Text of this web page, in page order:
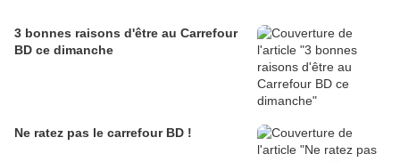
3 bonnes raisons d'être au Carrefour
BD ce dimanche
Ne ratez pas le carrefour BD !